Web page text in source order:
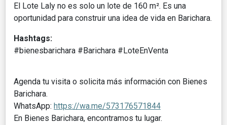
El Lote Laly no es solo un lote de 160 m². Es una
oportunidad para construir una idea de vida en Barichara.
Hashtags:
#bienesbarichara #Barichara #LoteEnVenta
Agenda tu visita o solicita más información con Bienes
Barichara.
WhatsApp: https://wa.me/573176571844
En Bienes Barichara, encontramos tu lugar.